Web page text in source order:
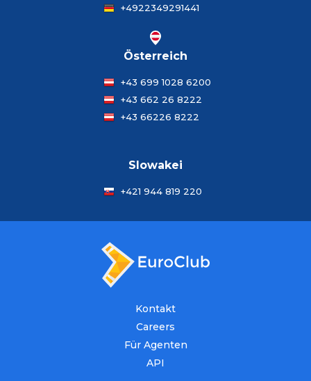
+4922349291441
Österreich
+43 699 1028 6200
+43 662 26 8222
+43 66226 8222
Slowakei
+421 944 819 220
Kontakt
Careers
Für Agenten
API